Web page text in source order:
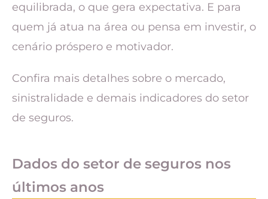
equilibrada, o que gera expectativa. E para
quem já atua na área ou pensa em investir, o
cenário próspero e motivador.
Confira mais detalhes sobre o mercado,
sinistralidade e demais indicadores do setor
de seguros.
Dados do setor de seguros nos
últimos anos